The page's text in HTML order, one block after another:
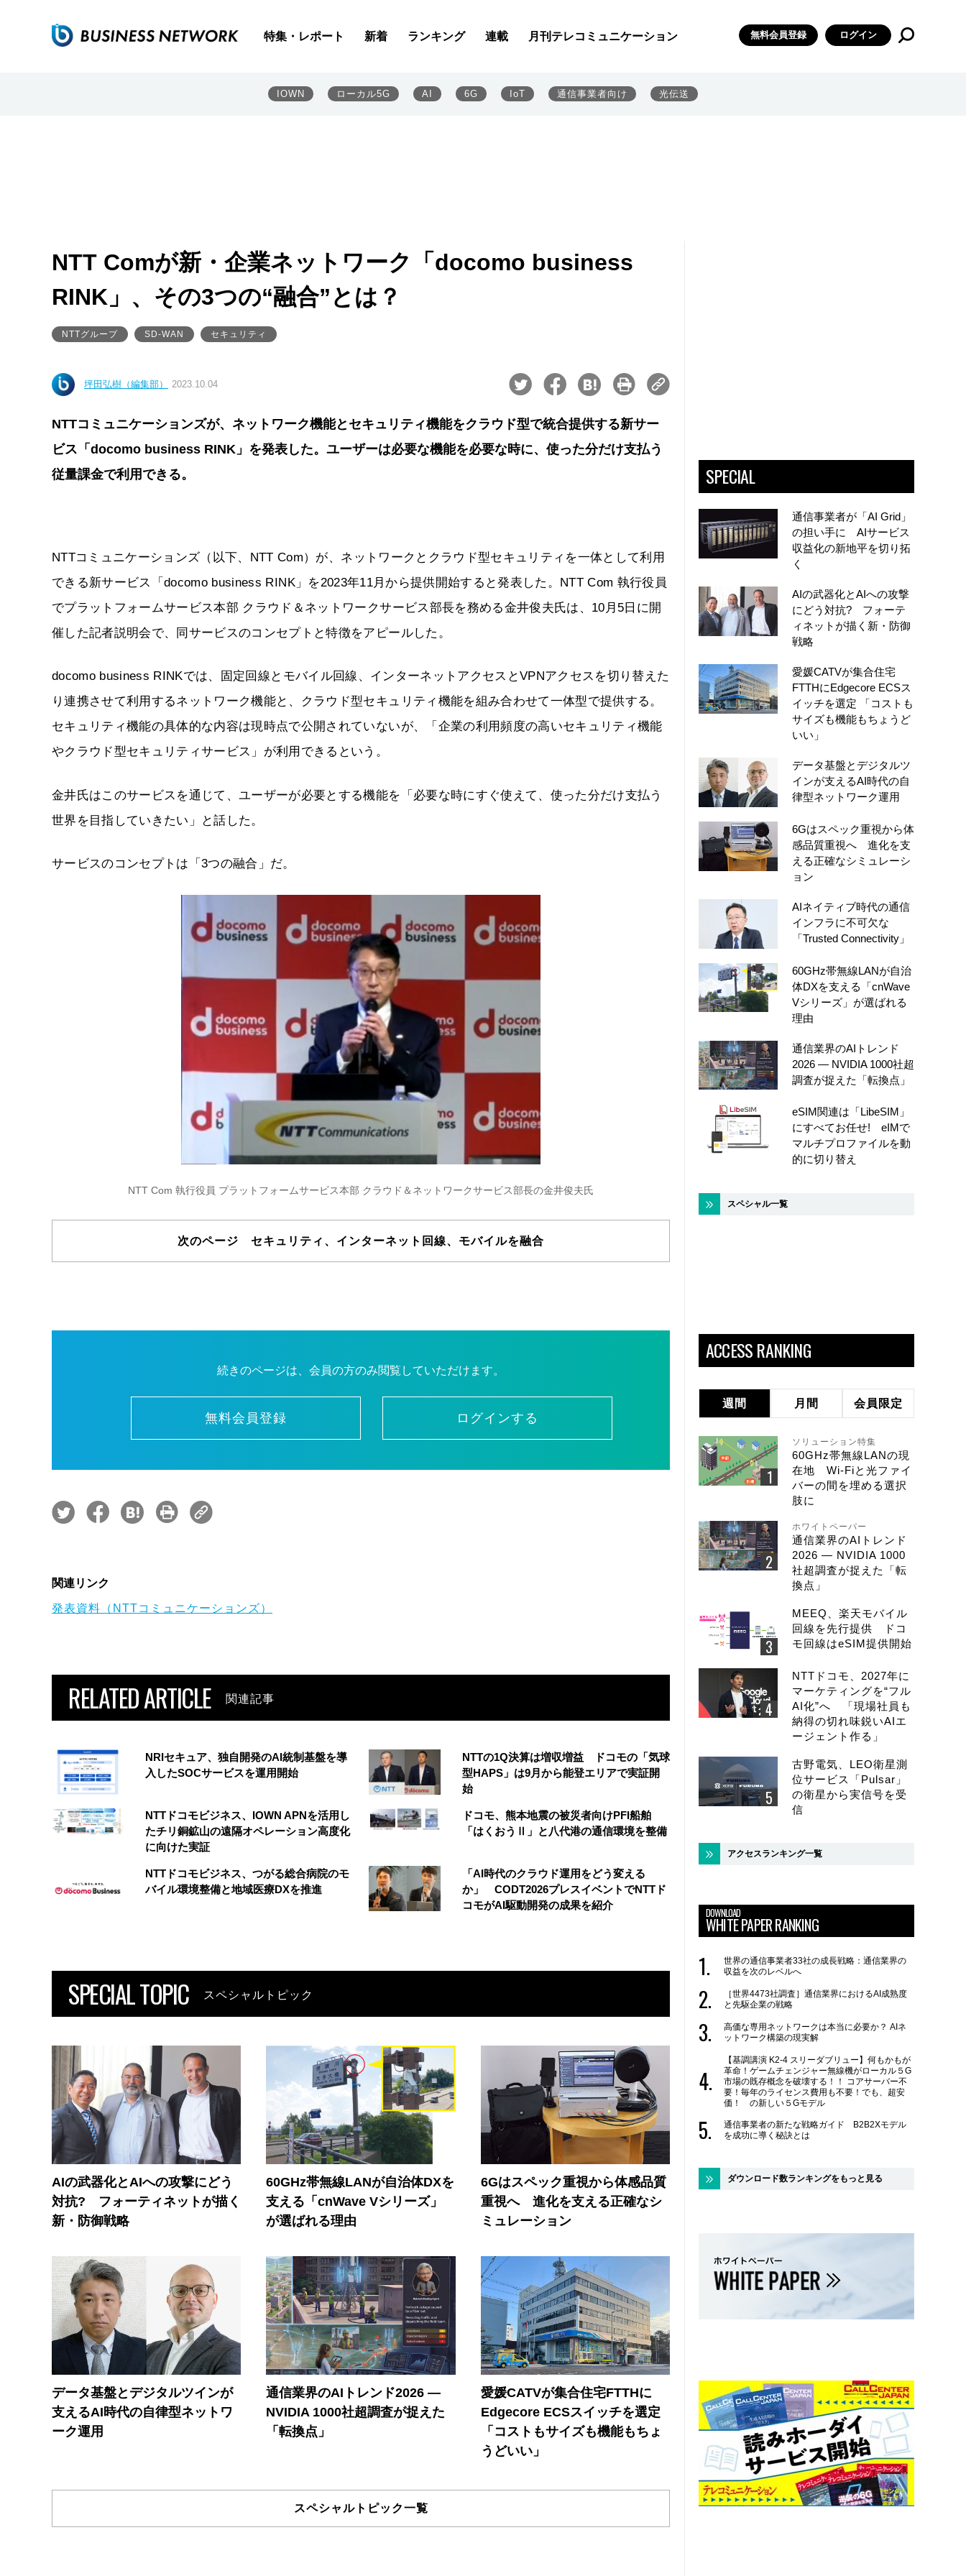
特集・レポート 新着 ランキング 連載 月刊テレコミュニケーション 無料会員登録 ログイン
IOWN ローカル5G AI 6G IoT 通信事業者向け 光伝送
NTT Comが新・企業ネットワーク「docomo business
RINK」、その3つの“融合”とは？
NTTグループ SD-WAN セキュリティ
坪田弘樹（編集部） 2023.10.04
NTTコミュニケーションズが、ネットワーク機能とセキュリティ機能をクラウド型で統合提供する新サー
ビス「docomo business RINK」を発表した。ユーザーは必要な機能を必要な時に、使った分だけ支払う
従量課金で利用できる。
NTTコミュニケーションズ（以下、NTT Com）が、ネットワークとクラウド型セキュリティを一体として利用
できる新サービス「docomo business RINK」を2023年11月から提供開始すると発表した。NTT Com 執行役員
でプラットフォームサービス本部 クラウド＆ネットワークサービス部長を務める金井俊夫氏は、10月5日に開
催した記者説明会で、同サービスのコンセプトと特徴をアピールした。
docomo business RINKでは、固定回線とモバイル回線、インターネットアクセスとVPNアクセスを切り替えた
り連携させて利用するネットワーク機能と、クラウド型セキュリティ機能を組み合わせて一体型で提供する。
セキュリティ機能の具体的な内容は現時点で公開されていないが、「企業の利用頻度の高いセキュリティ機能
やクラウド型セキュリティサービス」が利用できるという。
金井氏はこのサービスを通じて、ユーザーが必要とする機能を「必要な時にすぐ使えて、使った分だけ支払う
世界を目指していきたい」と話した。
サービスのコンセプトは「3つの融合」だ。
NTT Com 執行役員 プラットフォームサービス本部 クラウド＆ネットワークサービス部長の金井俊夫氏
次のページ セキュリティ、インターネット回線、モバイルを融合
続きのページは、会員の方のみ閲覧していただけます。
無料会員登録 ログインする
関連リンク
発表資料（NTTコミュニケーションズ）
RELATED ARTICLE 関連記事
NRIセキュア、独自開発のAI統制基盤を導
入したSOCサービスを運用開始
NTTの1Q決算は増収増益 ドコモの「気球
型HAPS」は9月から能登エリアで実証開
始
NTTドコモビジネス、IOWN APNを活用し
たチリ銅鉱山の遠隔オペレーション高度化
に向けた実証
ドコモ、熊本地震の被災者向けPFI船舶
「はくおうⅡ」と八代港の通信環境を整備
NTTドコモビジネス、つがる総合病院のモ
バイル環境整備と地域医療DXを推進
「AI時代のクラウド運用をどう変える
か」 CODT2026プレスイベントでNTTド
コモがAI駆動開発の成果を紹介
SPECIAL TOPIC スペシャルトピック
AIの武器化とAIへの攻撃にどう
対抗? フォーティネットが描く
新・防御戦略
60GHz帯無線LANが自治体DXを
支える「cnWave Vシリーズ」
が選ばれる理由
6Gはスペック重視から体感品質
重視へ 進化を支える正確なシ
ミュレーション
データ基盤とデジタルツインが
支えるAI時代の自律型ネットワ
ーク運用
通信業界のAIトレンド2026 ―
NVIDIA 1000社超調査が捉えた
「転換点」
愛媛CATVが集合住宅FTTHに
Edgecore ECSスイッチを選定
「コストもサイズも機能もちょ
うどいい」
スペシャルトピック一覧
SPECIAL
通信事業者が「AI Grid」
の担い手に AIサービス
収益化の新地平を切り拓
く
AIの武器化とAIへの攻撃
にどう対抗? フォーテ
ィネットが描く新・防御
戦略
愛媛CATVが集合住宅
FTTHにEdgecore ECSス
イッチを選定 「コストも
サイズも機能もちょうど
いい」
データ基盤とデジタルツ
インが支えるAI時代の自
律型ネットワーク運用
6Gはスペック重視から体
感品質重視へ 進化を支
える正確なシミュレーシ
ョン
AIネイティブ時代の通信
インフラに不可欠な
「Trusted Connectivity」
60GHz帯無線LANが自治
体DXを支える「cnWave
Vシリーズ」が選ばれる
理由
通信業界のAIトレンド
2026 ― NVIDIA 1000社超
調査が捉えた「転換点」
eSIM関連は「LibeSIM」
にすべてお任せ! eIMで
マルチプロファイルを動
的に切り替え
スペシャル一覧
ACCESS RANKING
週間 月間 会員限定
ソリューション特集
60GHz帯無線LANの現
在地 Wi-Fiと光ファイ
バーの間を埋める選択
肢に
ホワイトペーパー
通信業界のAIトレンド
2026 ― NVIDIA 1000
社超調査が捉えた「転
換点」
MEEQ、楽天モバイル
回線を先行提供 ドコ
モ回線はeSIM提供開始
NTTドコモ、2027年に
マーケティングを“フル
AI化”へ 「現場社員も
納得の切れ味鋭いAIエ
ージェント作る」
古野電気、LEO衛星測
位サービス「Pulsar」
の衛星から実信号を受
信
アクセスランキング一覧
DOWNLOAD
WHITE PAPER RANKING
世界の通信事業者33社の成長戦略：通信業界の
収益を次のレベルへ
［世界4473社調査］通信業界におけるAI成熟度
と先駆企業の戦略
高価な専用ネットワークは本当に必要か？ AIネ
ットワーク構築の現実解
【基調講演 K2-4 スリーダブリュー】何もかもが
革命！ゲームチェンジャー無線機がローカル５G
市場の既存概念を破壊する！！ コアサーバー不
要！毎年のライセンス費用も不要！でも、超安
価！ の新しい５Gモデル
通信事業者の新たな戦略ガイド B2B2Xモデル
を成功に導く秘訣とは
ダウンロード数ランキングをもっと見る